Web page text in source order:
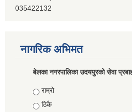
035422132
नागरिक अभिमत
बेलका नगरपालिका उदयपुरको सेवा
Choices
राम्रो
ठिकै